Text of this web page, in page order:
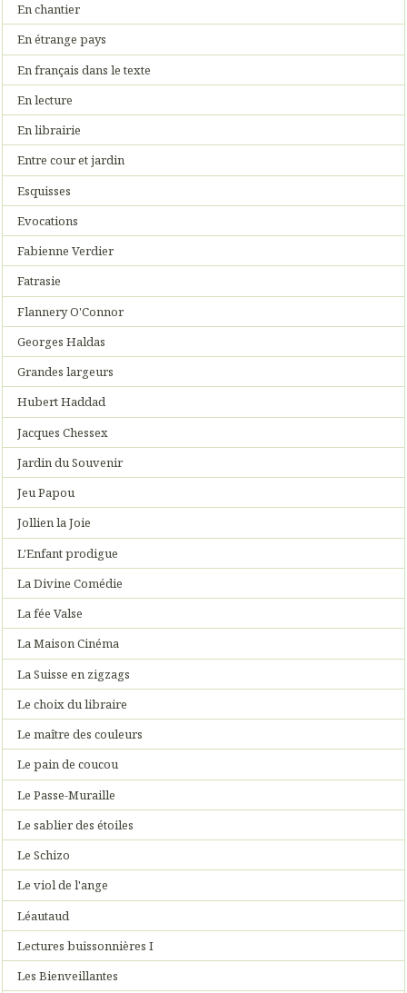
En chantier
En étrange pays
En français dans le texte
En lecture
En librairie
Entre cour et jardin
Esquisses
Evocations
Fabienne Verdier
Fatrasie
Flannery O'Connor
Georges Haldas
Grandes largeurs
Hubert Haddad
Jacques Chessex
Jardin du Souvenir
Jeu Papou
Jollien la Joie
L'Enfant prodigue
La Divine Comédie
La fée Valse
La Maison Cinéma
La Suisse en zigzags
Le choix du libraire
Le maître des couleurs
Le pain de coucou
Le Passe-Muraille
Le sablier des étoiles
Le Schizo
Le viol de l'ange
Léautaud
Lectures buissonnières I
Les Bienveillantes